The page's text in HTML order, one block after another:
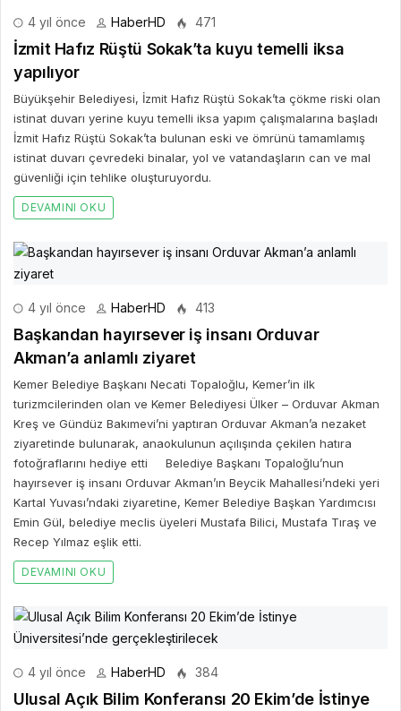
4 yıl önce HaberHD 471
İzmit Hafız Rüştü Sokak’ta kuyu temelli iksa
yapılıyor
Büyükşehir Belediyesi, İzmit Hafız Rüştü Sokak’ta çökme riski olan
istinat duvarı yerine kuyu temelli iksa yapım çalışmalarına başladı
İzmit Hafız Rüştü Sokak’ta bulunan eski ve ömrünü tamamlamış
istinat duvarı çevredeki binalar, yol ve vatandaşların can ve mal
güvenliği için tehlike oluşturuyordu.
DEVAMINI OKU
4 yıl önce HaberHD 413
Başkandan hayırsever iş insanı Orduvar
Akman’a anlamlı ziyaret
Kemer Belediye Başkanı Necati Topaloğlu, Kemer’in ilk
turizmcilerinden olan ve Kemer Belediyesi Ülker – Orduvar Akman
Kreş ve Gündüz Bakımevi’ni yaptıran Orduvar Akman’a nezaket
ziyaretinde bulunarak, anaokulunun açılışında çekilen hatıra
fotoğraflarını hediye etti Belediye Başkanı Topaloğlu’nun
hayırsever iş insanı Orduvar Akman’ın Beycik Mahallesi’ndeki yeri
Kartal Yuvası’ndaki ziyaretine, Kemer Belediye Başkan Yardımcısı
Emin Gül, belediye meclis üyeleri Mustafa Bilici, Mustafa Tıraş ve
Recep Yılmaz eşlik etti.
DEVAMINI OKU
4 yıl önce HaberHD 384
Ulusal Açık Bilim Konferansı 20 Ekim’de İstinye